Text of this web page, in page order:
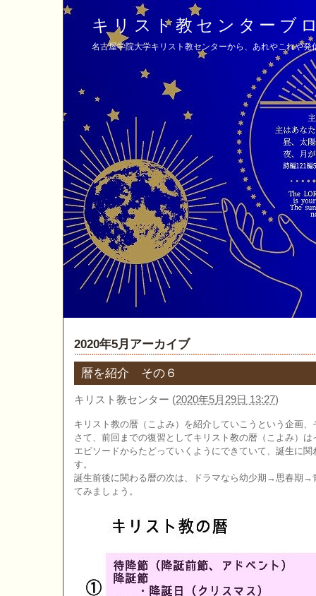
キリスト教センターブ
名古屋学院大学キリスト教センターから、あれやこれや発
2020年5月アーカイブ
暦を紹介 その６
キリスト教センター (2020年5月29日 13:27)
キリスト教の暦（こよみ）を紹介していこうという企画、
さて、前回までの復習としてキリスト教の暦（こよみ）
エピソードからたどっていくようにできていて、誕生に
す。
誕生前後に関わる暦の次は、ドラマなら幼少期→思春期→
てみましょう。